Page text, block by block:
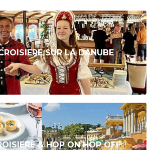
SUR LA DANUBE
& HOP ON HOP OFF